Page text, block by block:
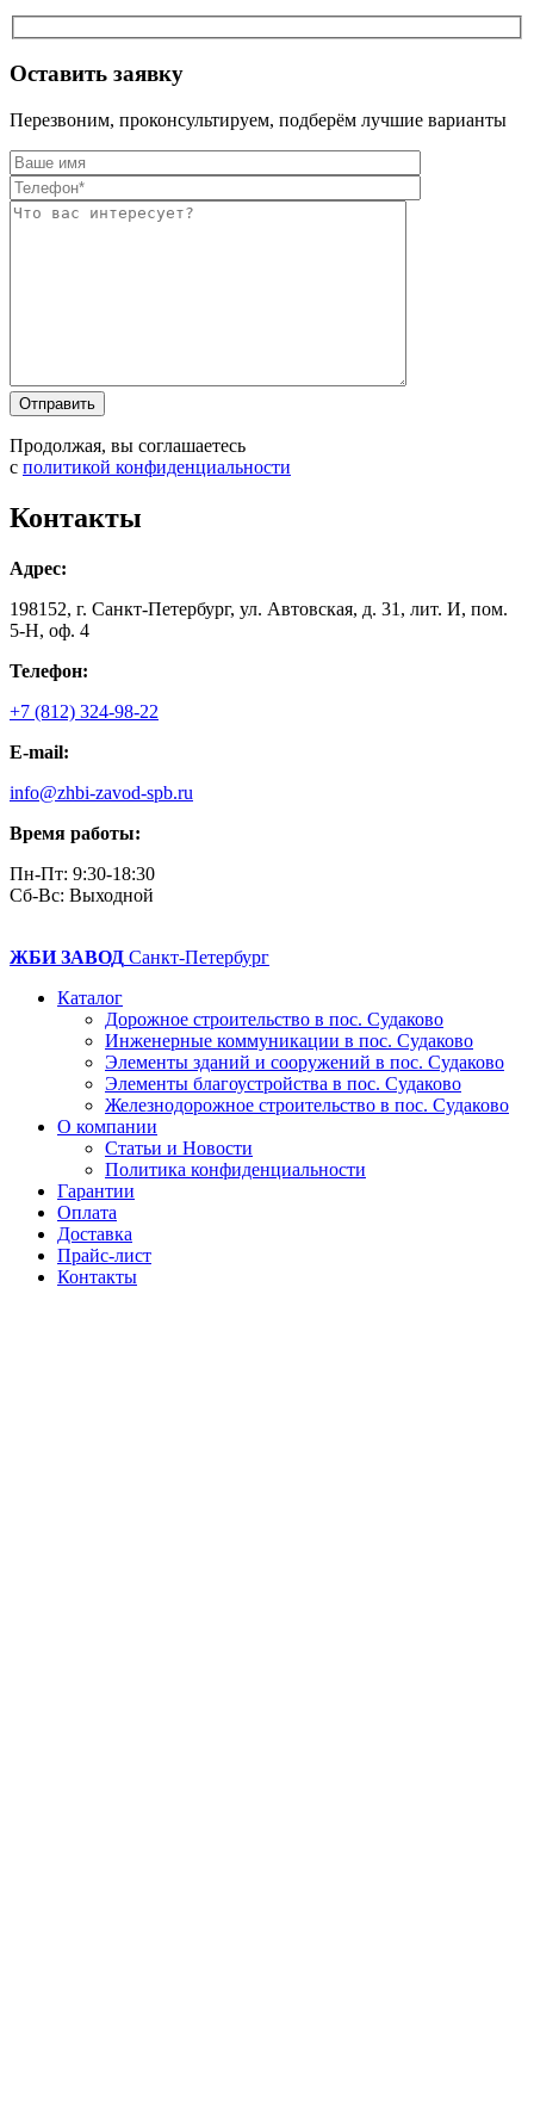
Оставить заявку
Перезвоним, проконсультируем, подберём лучшие варианты
Продолжая, вы соглашаетесь
с политикой конфиденциальности
Контакты
Адрес:
198152, г. Санкт-Петербург, ул. Автовская, д. 31, лит. И, пом.
5-Н, оф. 4
Телефон:
+7 (812) 324-98-22
E-mail:
info@zhbi-zavod-spb.ru
Время работы:
Пн-Пт: 9:30-18:30
Cб-Вс: Выходной
ЖБИ ЗАВОД Санкт-Петербург
Каталог
Дорожное строительство в пос. Судаково
Инженерные коммуникации в пос. Судаково
Элементы зданий и сооружений в пос. Судаково
Элементы благоустройства в пос. Судаково
Железнодорожное строительство в пос. Судаково
О компании
Статьи и Новости
Политика конфиденциальности
Гарантии
Оплата
Доставка
Прайс-лист
Контакты